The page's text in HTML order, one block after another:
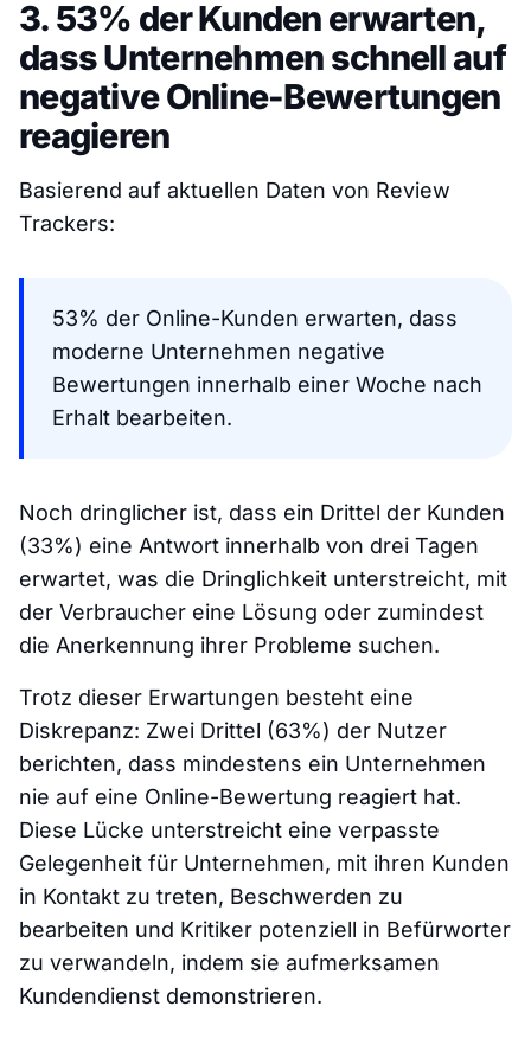
3. 53% der Kunden erwarten,
dass Unternehmen schnell auf
negative Online-Bewertungen
reagieren
Basierend auf aktuellen Daten von Review
Trackers:
53% der Online-Kunden erwarten, dass
moderne Unternehmen negative
Bewertungen innerhalb einer Woche nach
Erhalt bearbeiten.
Noch dringlicher ist, dass ein Drittel der Kunden
(33%) eine Antwort innerhalb von drei Tagen
erwartet, was die Dringlichkeit unterstreicht, mit
der Verbraucher eine Lösung oder zumindest
die Anerkennung ihrer Probleme suchen.
Trotz dieser Erwartungen besteht eine
Diskrepanz: Zwei Drittel (63%) der Nutzer
berichten, dass mindestens ein Unternehmen
nie auf eine Online-Bewertung reagiert hat.
Diese Lücke unterstreicht eine verpasste
Gelegenheit für Unternehmen, mit ihren Kunden
in Kontakt zu treten, Beschwerden zu
bearbeiten und Kritiker potenziell in Befürworter
zu verwandeln, indem sie aufmerksamen
Kundendienst demonstrieren.